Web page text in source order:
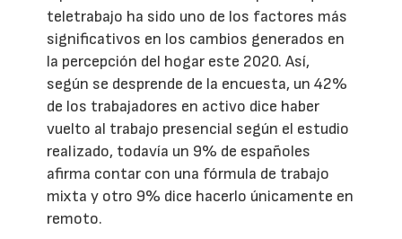
teletrabajo ha sido uno de los factores más
significativos en los cambios generados en
la percepción del hogar este 2020. Así,
según se desprende de la encuesta, un 42%
de los trabajadores en activo dice haber
vuelto al trabajo presencial según el estudio
realizado, todavía un 9% de españoles
afirma contar con una fórmula de trabajo
mixta y otro 9% dice hacerlo únicamente en
remoto.